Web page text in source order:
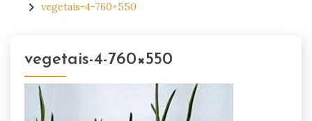
vegetais-4-760×550
vegetais-4-760×550